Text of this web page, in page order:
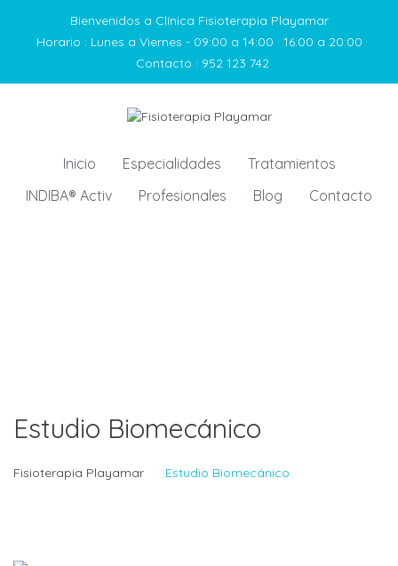
Bienvenidos a Clínica Fisioterapia Playamar
Horario : Lunes a Viernes - 09:00 a 14:00 · 16:00 a 20:00
Contacto : 952 123 742
Inicio Especialidades
Tratamientos
INDIBA® Activ
Profesionales Blog Contacto
Estudio Biomecánico
Fisioterapia Playamar Estudio Biomecánico